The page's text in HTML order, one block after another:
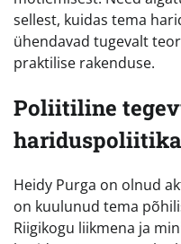
sellest, kuidas tema
ühendavad tugevalt
praktilise rakenduse.
Poliitiline
Heidy Purga on olnud
on kuulunud tema
Riigikogu liikmena ja